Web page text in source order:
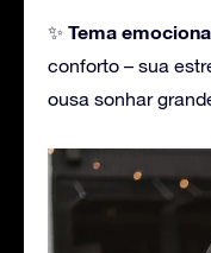
✨ Tema
conforto – sua
ousa sonhar